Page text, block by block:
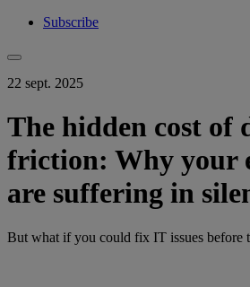
Subscribe
22 sept. 2025
The hidden cost of
friction: Why your
are suffering in
But what if you could fix IT issues before